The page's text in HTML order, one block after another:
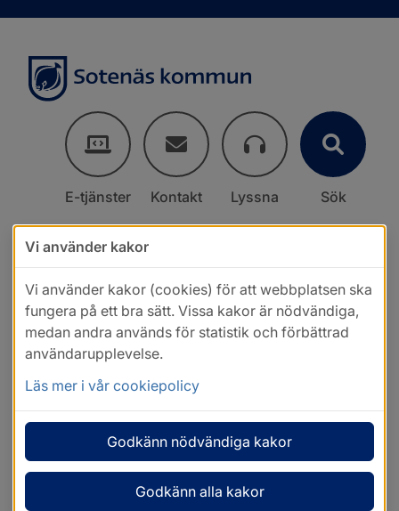
E-tjänster Kontakt Lyssna Sök
Vi använder kakor
Vi använder kakor (cookies) för att webbplatsen ska
fungera på ett bra sätt. Vissa kakor är nödvändiga,
medan andra används för statistik och förbättrad
användarupplevelse.
Läs mer i vår cookiepolicy
Godkänn nödvändiga kakor
Godkänn alla kakor